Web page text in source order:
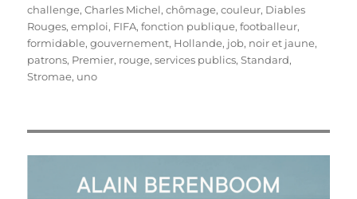
le
challenge,Charles Michel,chômage,couleur, Diables
Rouges,emploi, FIFA,fonction publique,footballeur,
formidable,gouvernement, Hollande, job, noir et jaune,
patrons, Premier, rouge,services publics,Standard,
Stromae, uno